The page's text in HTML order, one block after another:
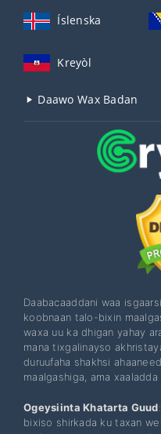
Íslenska
Kreyòl
Daawo Wax Badan
Daabacaaddani waa
koobnaan talo-bixin
waxa uu ka dhigan yahay
mana tixgalinayso
duruufaha shakhsi
maalgashiga, ama
Ogeysiinta Khatarta Guud
bixiso shirkada ku taxan